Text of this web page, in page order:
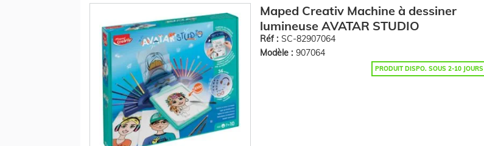
Maped Creativ Machine à dessiner
lumineuse AVATAR STUDIO
Réf : SC-82907064
Modèle : 907064
PRODUIT DISPO. SOUS 2-10 JOURS